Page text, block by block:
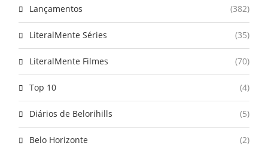
Lançamentos (382)
LiteralMente Séries (35)
LiteralMente Filmes (70)
Top 10 (4)
Diários de Belorihills (5)
Belo Horizonte (2)